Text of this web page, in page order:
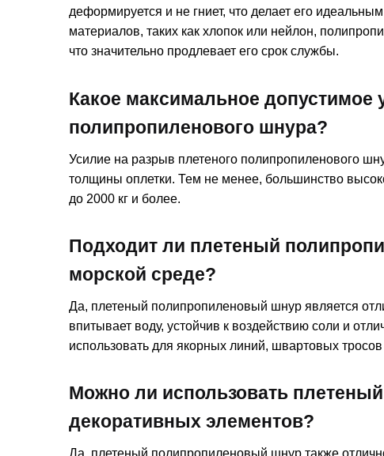
деформируется и не гниет, что делает его
материалов, таких как хлопок или нейлон,
что значительно продлевает его срок службы.
Какое максимальное допустимое
полипропиленового шнура?
Усилие на разрыв плетеного полипропиленового
толщины оплетки. Тем не менее, большинство
до 2000 кг и более.
Подходит ли плетеный
морской среде?
Да, плетеный полипропиленовый шнур является
впитывает воду, устойчив к воздействию соли и
использовать для якорных линий, швартовых
Можно ли использовать
декоративных элементов?
Да, плетеный полипропиленовый шнур также